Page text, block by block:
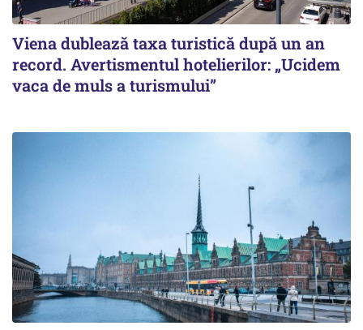
Viena dublează taxa turistică după un an
record. Avertismentul hotelierilor: „Ucidem
vaca de muls a turismului”